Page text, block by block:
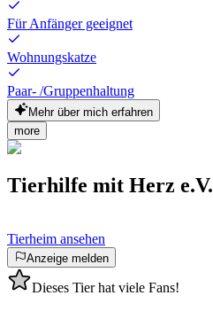
Für Anfänger geeignet
Wohnungskatze
Paar- /Gruppenhaltung
Mehr über mich erfahren
more
Tierhilfe mit Herz e.V.
Tierheim ansehen
Anzeige melden
Dieses Tier hat viele Fans!